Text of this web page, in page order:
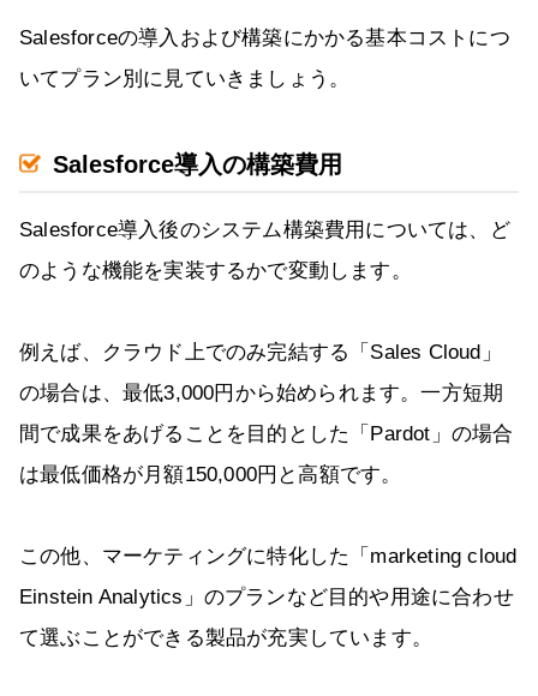
Salesforceの導入および構築にかかる基本コストにつ
いてプラン別に見ていきましょう。
Salesforce導入の構築費用
Salesforce導入後のシステム構築費用については、ど
のような機能を実装するかで変動します。
例えば、クラウド上でのみ完結する「Sales Cloud」
の場合は、最低3,000円から始められます。一方短期
間で成果をあげることを目的とした「Pardot」の場合
は最低価格が月額150,000円と高額です。
この他、マーケティングに特化した「marketing cloud
Einstein Analytics」のプランなど目的や用途に合わせ
て選ぶことができる製品が充実しています。